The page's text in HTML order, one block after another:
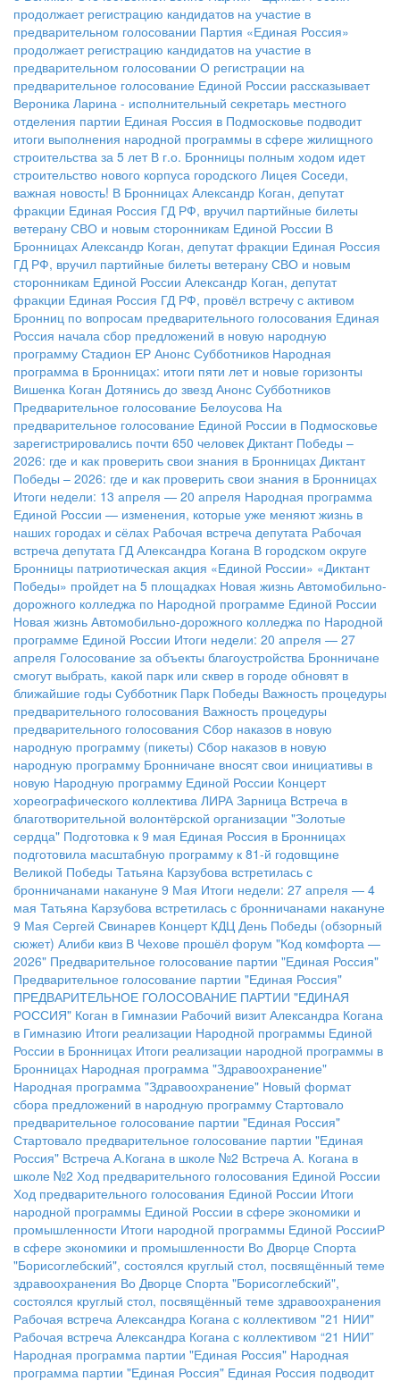
продолжает регистрацию кандидатов на участие в
предварительном голосовании Партия «Единая Россия»
продолжает регистрацию кандидатов на участие в
предварительном голосовании О регистрации на
предварительное голосование Единой России рассказывает
Вероника Ларина - исполнительный секретарь местного
отделения партии Единая Россия в Подмосковье подводит
итоги выполнения народной программы в сфере жилищного
строительства за 5 лет В г.о. Бронницы полным ходом идет
строительство нового корпуса городского Лицея Соседи,
важная новость! В Бронницах Александр Коган, депутат
фракции Единая Россия ГД РФ, вручил партийные билеты
ветерану СВО и новым сторонникам Единой России В
Бронницах Александр Коган, депутат фракции Единая Россия
ГД РФ, вручил партийные билеты ветерану СВО и новым
сторонникам Единой России Александр Коган, депутат
фракции Единая Россия ГД РФ, провёл встречу с активом
Бронниц по вопросам предварительного голосования Единая
Россия начала сбор предложений в новую народную
программу Стадион ЕР Анонс Субботников Народная
программа в Бронницах: итоги пяти лет и новые горизонты
Вишенка Коган Дотянись до звезд Анонс Субботников
Предварительное голосование Белоусова На
предварительное голосование Единой России в Подмосковье
зарегистрировались почти 650 человек Диктант Победы –
2026: где и как проверить свои знания в Бронницах Диктант
Победы – 2026: где и как проверить свои знания в Бронницах
Итоги недели: 13 апреля — 20 апреля Народная программа
Единой России — изменения, которые уже меняют жизнь в
наших городах и сёлах Рабочая встреча депутата Рабочая
встреча депутата ГД Александра Когана В городском округе
Бронницы патриотическая акция «Единой России» «Диктант
Победы» пройдет на 5 площадках Новая жизнь Автомобильно-
дорожного колледжа по Народной программе Единой России
Новая жизнь Автомобильно-дорожного колледжа по Народной
программе Единой России Итоги недели: 20 апреля — 27
апреля Голосование за объекты благоустройства Бронничане
смогут выбрать, какой парк или сквер в городе обновят в
ближайшие годы Субботник Парк Победы Важность процедуры
предварительного голосования Важность процедуры
предварительного голосования Сбор наказов в новую
народную программу (пикеты) Сбор наказов в новую
народную программу Бронничане вносят свои инициативы в
новую Народную программу Единой России Концерт
хореографического коллектива ЛИРА Зарница Встреча в
благотворительной волонтёрской организации "Золотые
сердца" Подготовка к 9 мая Единая Россия в Бронницах
подготовила масштабную программу к 81-й годовщине
Великой Победы Татьяна Карзубова встретилась с
бронничанами накануне 9 Мая Итоги недели: 27 апреля — 4
мая Татьяна Карзубова встретилась с бронничанами накануне
9 Мая Сергей Свинарев Концерт КДЦ День Победы (обзорный
сюжет) Алиби квиз В Чехове прошёл форум "Код комфорта —
2026" Предварительное голосование партии "Единая Россия"
Предварительное голосование партии "Единая Россия"
ПРЕДВАРИТЕЛЬНОЕ ГОЛОСОВАНИЕ ПАРТИИ "ЕДИНАЯ
РОССИЯ" Коган в Гимназии Рабочий визит Александра Когана
в Гимназию Итоги реализации Народной программы Единой
России в Бронницах Итоги реализации народной программы в
Бронницах Народная программа "Здравоохранение"
Народная программа "Здравоохранение" Новый формат
сбора предложений в народную программу Стартовало
предварительное голосование партии "Единая Россия"
Стартовало предварительное голосование партии "Единая
Россия" Встреча А.Когана в школе №2 Встреча А. Когана в
школе №2 Ход предварительного голосования Единой России
Ход предварительного голосования Единой России Итоги
народной программы Единой России в сфере экономики и
промышленности Итоги народной программы Единой РоссииР
в сфере экономики и промышленности Во Дворце Спорта
"Борисоглебский", состоялся круглый стол, посвящённый теме
здравоохранения Во Дворце Спорта "Борисоглебский",
состоялся круглый стол, посвящённый теме здравоохранения
Рабочая встреча Александра Когана с коллективом "21 НИИ"
Рабочая встреча Александра Когана с коллективом “21 НИИ”
Народная программа партии "Единая Россия" Народная
программа партии "Единая Россия" Единая Россия подводит